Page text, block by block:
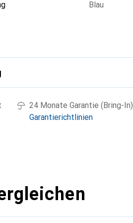
Blau
24 Monate Garantie (Bring-In)
Garantierichtlinien